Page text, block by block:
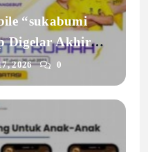
“sukabumi
Digelar Akhir
2026 0